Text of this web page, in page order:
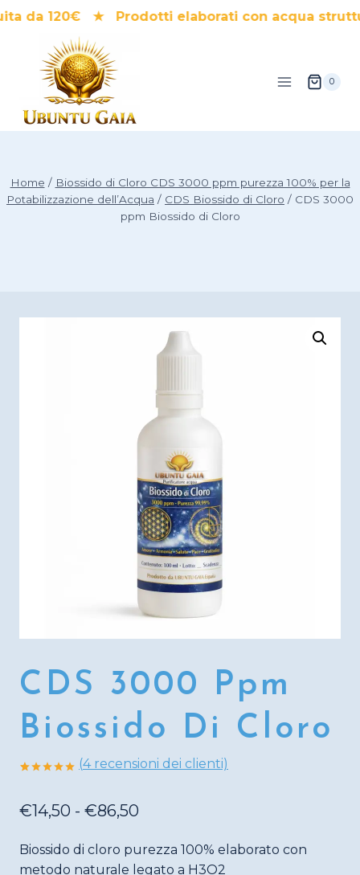
Salta
contenuto
120€ ★ Prodotti elaborati con acqua
0
Home / Biossido di Cloro CDS 3000 ppm purezza 100% per la
Potabilizzazione dell’Acqua / CDS Biossido di Cloro / CDS 3000
ppm Biossido di Cloro
CDS 3000 Ppm
Biossido Di Cloro
su base di
recensioni
(4recensioni dei clienti)
€14,50 - €86,50
prezzo:
Biossido di cloro purezza 100% elaborato con
metodo naturale legato a H3O2